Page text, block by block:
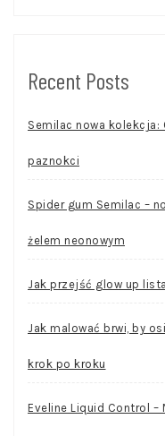
Recent Posts
Semilac nowa kolekcja:
paznokci
Spider gum Semilac –
żelem neonowym
Jak przejść glow up
Jak malować brwi, by
krok po kroku
Eveline Liquid Control –